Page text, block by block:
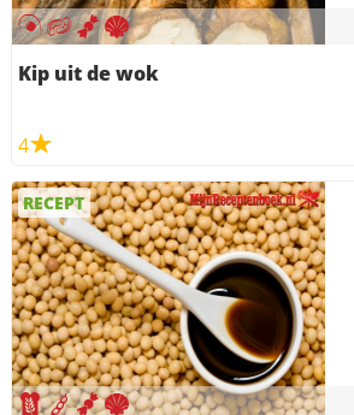
Kip uit de wok
4
RECEPT